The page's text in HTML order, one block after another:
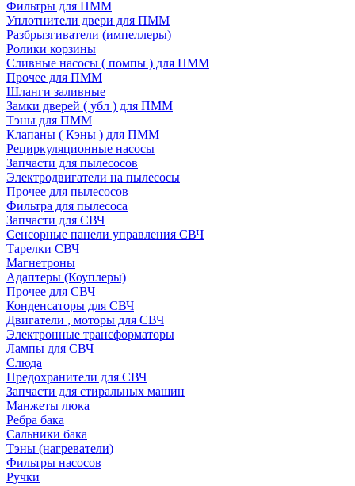
Фильтры для ПММ
Уплотнители двери для ПММ
Разбрызгиватели (импеллеры)
Ролики корзины
Сливные насосы ( помпы ) для ПММ
Прочее для ПММ
Шланги заливные
Замки дверей ( убл ) для ПММ
Тэны для ПММ
Клапаны ( Кэны ) для ПММ
Рециркуляционные насосы
Запчасти для пылесосов
Электродвигатели на пылесосы
Прочее для пылесосов
Фильтра для пылесоса
Запчасти для СВЧ
Сенсорные панели управления СВЧ
Тарелки СВЧ
Магнетроны
Адаптеры (Коуплеры)
Прочее для СВЧ
Конденсаторы для СВЧ
Двигатели , моторы для СВЧ
Электронные трансформаторы
Лампы для СВЧ
Слюда
Предохранители для СВЧ
Запчасти для стиральных машин
Манжеты люка
Ребра бака
Сальники бака
Тэны (нагреватели)
Фильтры насосов
Ручки